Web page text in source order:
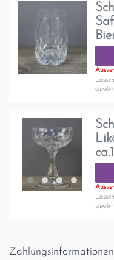
Zahlungsinformationen